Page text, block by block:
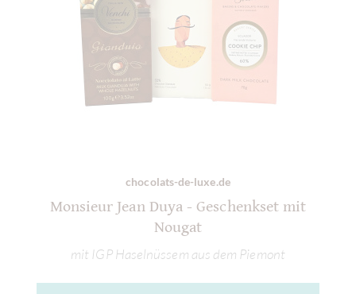
chocolats-de-luxe.de
Monsieur Jean Duya - Geschenkset mit
Nougat
mit IGP Haselnüssem aus dem Piemont